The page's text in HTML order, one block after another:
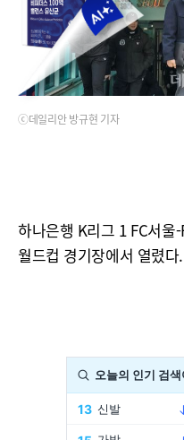
ⓒ데일리안 방규현 기자
하나은행 K리그 1 FC서울
월드컵 경기장에서 열렸다.